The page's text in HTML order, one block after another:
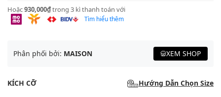
Hoặc930,000₫trong 3 kì thanh toán với
Tìm hiểu thêm
Phân phối bởi: MAISON XEM SHOP
KÍCH CỠ Hướng Dẫn Chọn Size